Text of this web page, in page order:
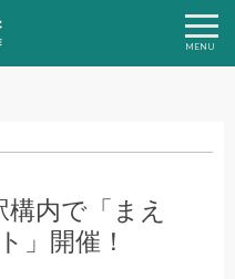
内で「まえ
」開催！